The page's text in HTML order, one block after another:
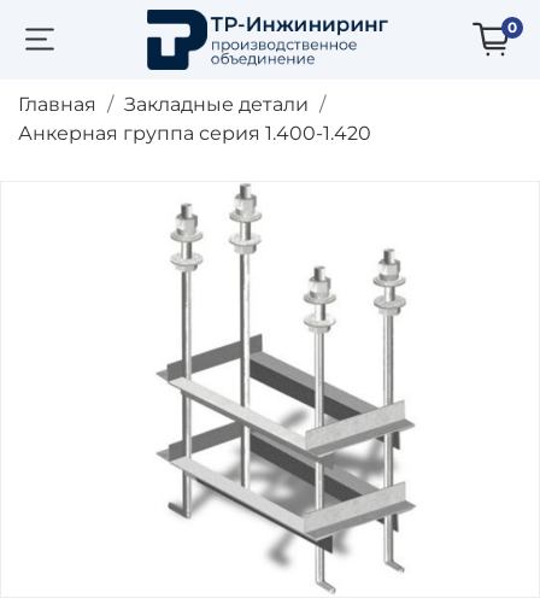
0
Главная
Закладные детали
Анкерная группа серия 1.400-1.420